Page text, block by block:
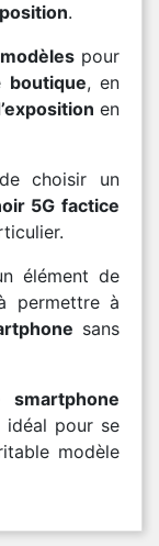
.
modèles pour
boutique, en
en
choisir un
5G factice
élément de
permettre à
sans
smartphone
idéal pour se
modèle